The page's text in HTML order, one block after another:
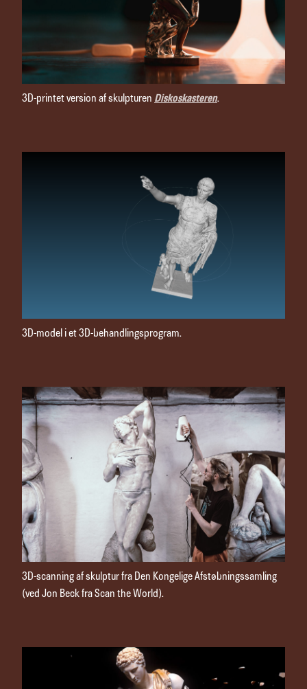
3D-printet version af skulpturen Diskoskasteren.
3D-model i et 3D-behandlingsprogram.
3D-scanning af skulptur fra Den Kongelige Afstøbningssamling
(ved Jon Beck fra Scan the World).